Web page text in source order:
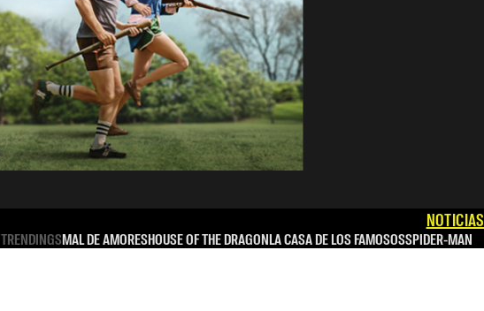
NOTICIAS
TRENDINGSMAL DE AMORESHOUSE OF THE DRAGONLA CASA DE LOS FAMOSOSSPIDER-MAN